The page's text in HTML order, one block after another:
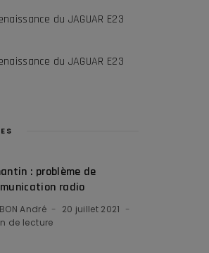
du JAGUAR E23
du JAGUAR E23
: problème de
radio
André
20 juillet 2021
de lecture